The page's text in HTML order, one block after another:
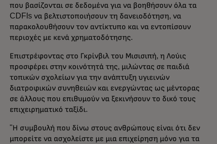
που βασίζονται σε δεδομένα για να βοηθήσουν όλα τα
CDFIs να βελτιστοποιήσουν τη δανειοδότηση, να
παρακολουθήσουν τον αντίκτυπο και να εντοπίσουν
περιοχές με κενά χρηματοδότησης.
Επιστρέφοντας στο Γκρίνβιλ του Μισισιπή, η Λούις
προσφέρει στην κοινότητά της, μιλώντας σε παιδιά
τοπικών σχολείων για την ανάπτυξη υγιεινών
διατροφικών συνηθειών και ενεργώντας ως μέντορας
σε άλλους που επιθυμούν να ξεκινήσουν το δικό τους
επιχειρηματικό ταξίδι.
"Η συμβουλή που δίνω στους ανθρώπους είναι ότι δεν
μπορείτε να ασχολείστε με μια επιχείρηση μόνο για τα